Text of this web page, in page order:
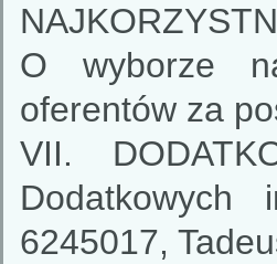
O wyborze
oferentów za
VII.
6245017,